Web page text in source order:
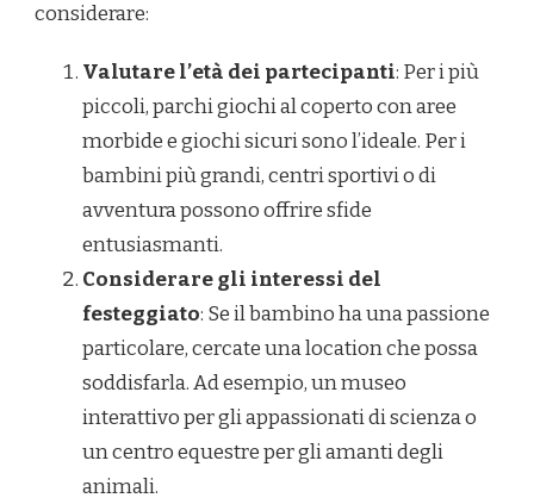
considerare:
Valutare l’età dei partecipanti: Per i più
piccoli, parchi giochi al coperto con aree
morbide e giochi sicuri sono l’ideale. Per i
bambini più grandi, centri sportivi o di
avventura possono offrire sfide
entusiasmanti.
Considerare gli interessi del
festeggiato: Se il bambino ha una passione
particolare, cercate una location che possa
soddisfarla. Ad esempio, un museo
interattivo per gli appassionati di scienza o
un centro equestre per gli amanti degli
animali.